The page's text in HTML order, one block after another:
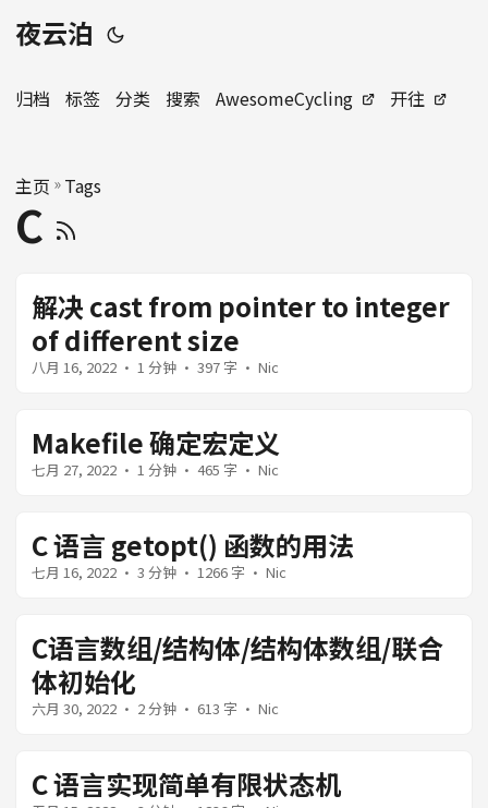
夜云泊
归档 标签 分类 搜索 AwesomeCycling 开往
主页 » Tags
C
解决 cast from pointer to integer
of different size
八月 16, 2022 · 1 分钟 · 397 字 · Nic
Makefile 确定宏定义
七月 27, 2022 · 1 分钟 · 465 字 · Nic
C 语言 getopt() 函数的用法
七月 16, 2022 · 3 分钟 · 1266 字 · Nic
C语言数组/结构体/结构体数组/联合
体初始化
六月 30, 2022 · 2 分钟 · 613 字 · Nic
C 语言实现简单有限状态机